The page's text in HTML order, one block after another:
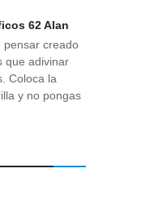
62 Alan
pensar creado
que adivinar
Coloca la
y no pongas